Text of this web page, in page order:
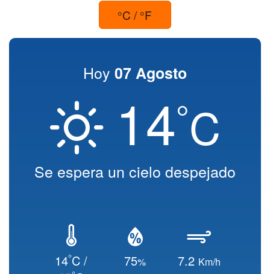
°C / °F
Hoy 07 Agosto
14°C
Se espera un cielo despejado
14°C /
75% 7.2 Km/h